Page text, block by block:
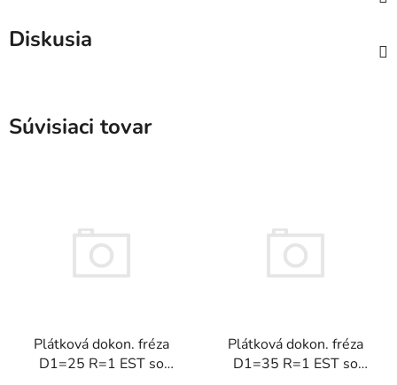
Diskusia
Súvisiaci tovar
Plátková dokon. fréza
D1=25 R=1 EST so
Plátková dokon. fréza
D1=35 R=1 EST so